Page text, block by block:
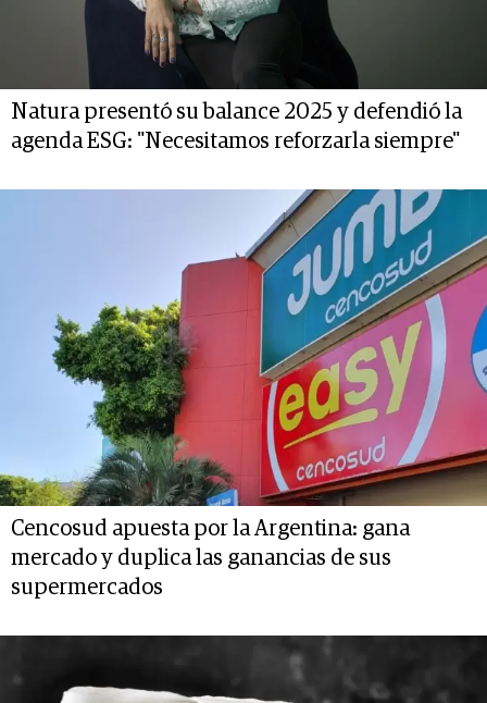
Natura presentó su balance 2025 y defendió la
agenda ESG: "Necesitamos reforzarla siempre"
Cencosud apuesta por la Argentina: gana
mercado y duplica las ganancias de sus
supermercados